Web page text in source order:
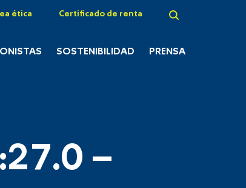
ética Certificado de renta
SOSTENIBILIDAD PRENSA
–